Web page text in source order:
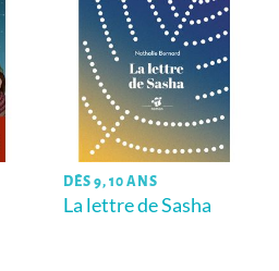
DÈS 9, 10 ANS
La lettre de Sasha